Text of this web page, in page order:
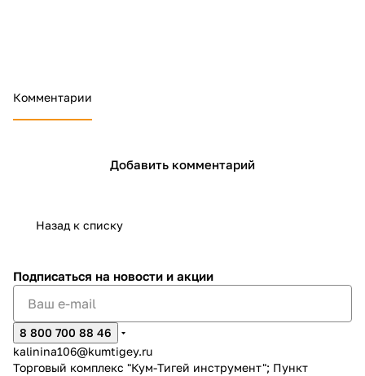
Комментарии
Добавить комментарий
Назад к списку
Подписаться на новости и акции
8 800 700 88 46
kalinina106@kumtigey.ru
Торговый комплекс "Кум-Тигей инструмент"; Пункт
Оплачивайте сегодня только
списыватьсяс вашей карты
по25%